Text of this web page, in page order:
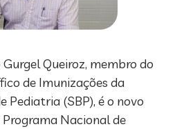
Queiroz, membro do
de Imunizações da
Pediatria (SBP), é o novo
Nacional de